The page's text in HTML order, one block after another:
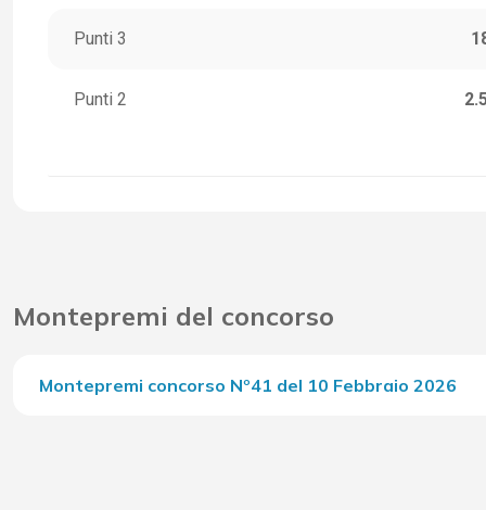
Punti 3
Punti 2
Montepremi del concorso
Montepremi concorso Nº41 del 10 Febbraio 2026